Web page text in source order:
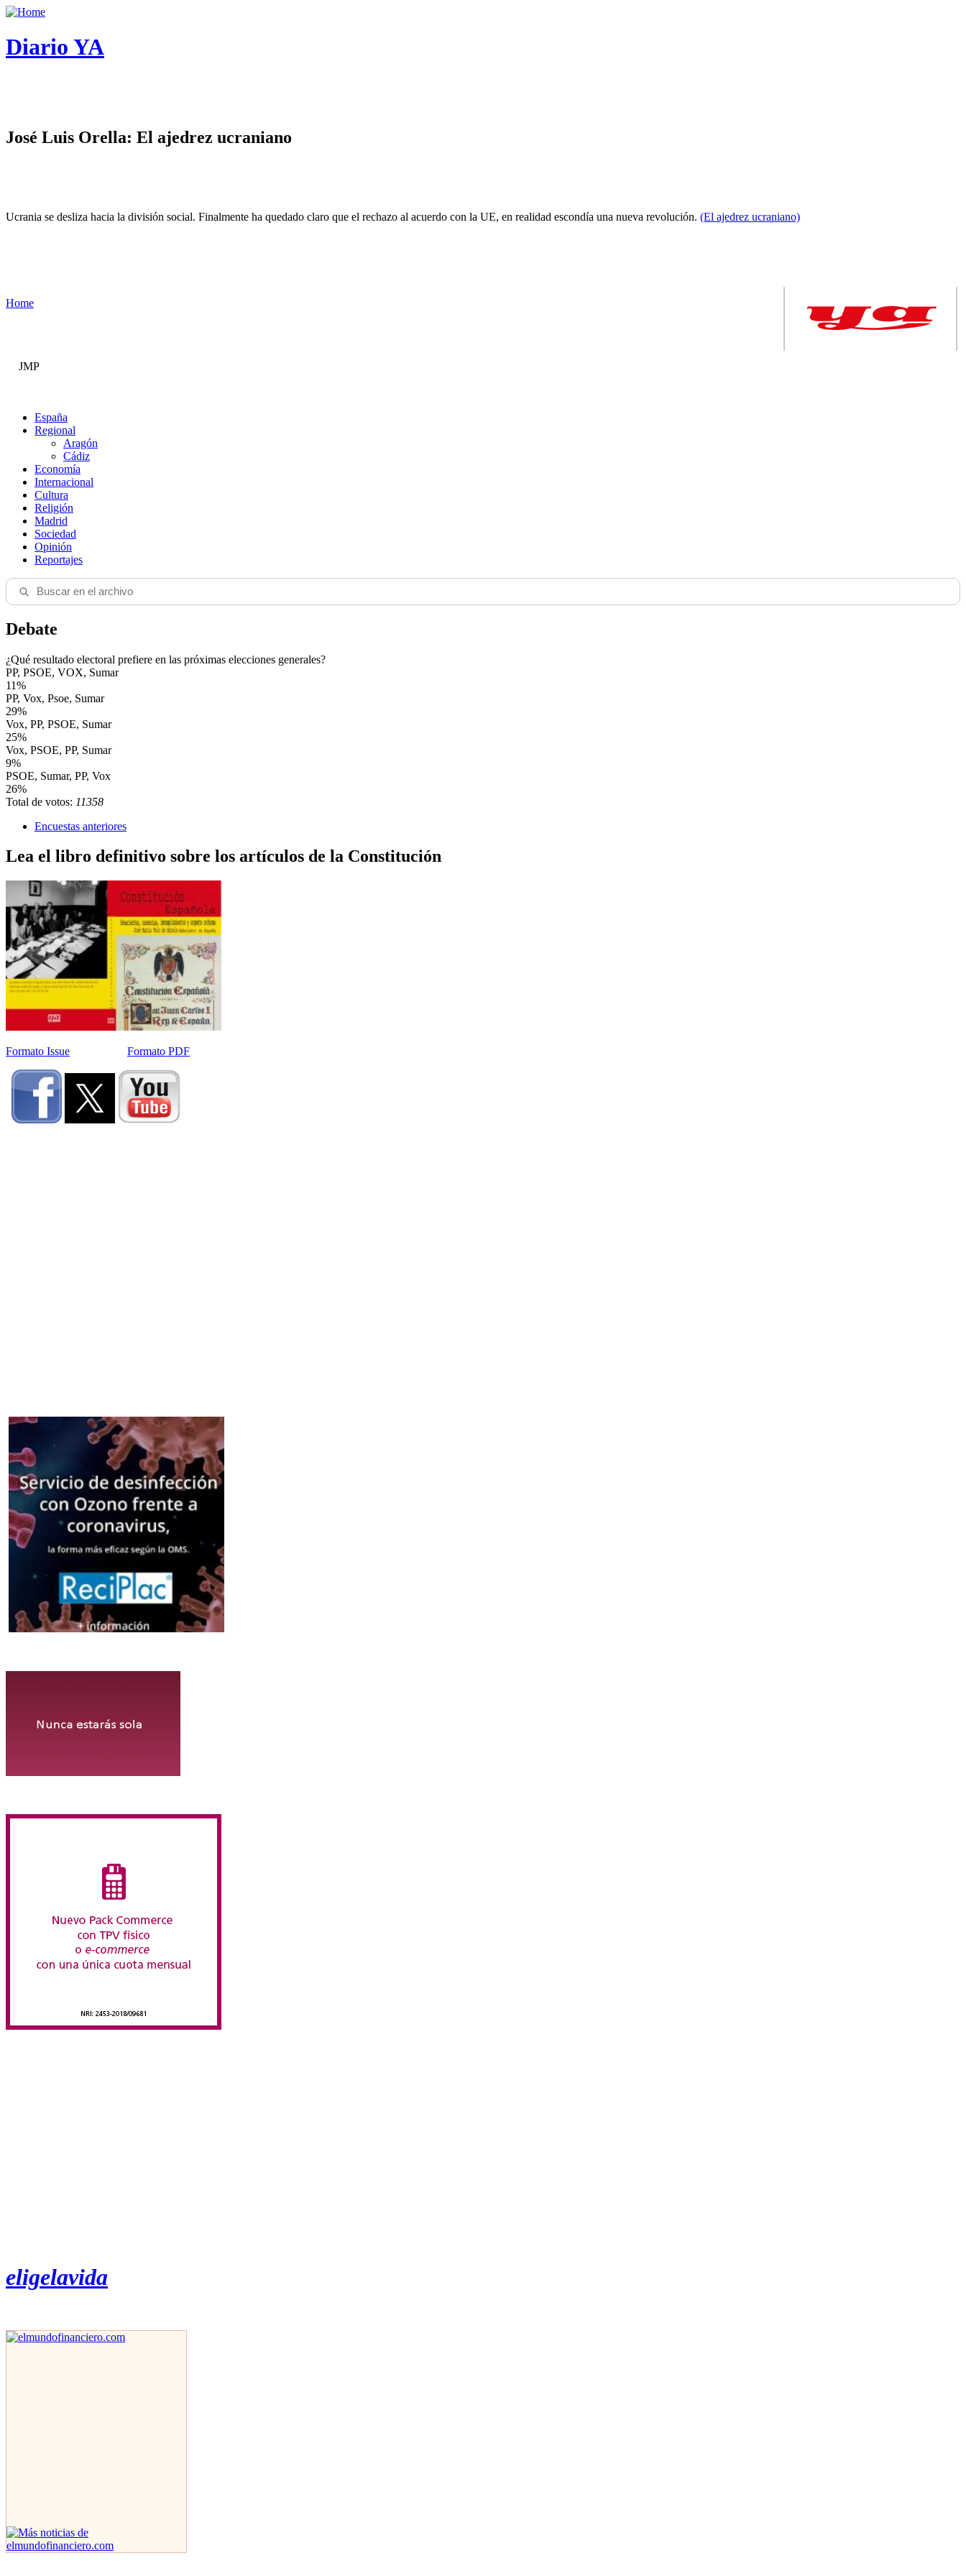
Diario YA
José Luis Orella: El ajedrez ucraniano
Ucrania se desliza hacia la división social. Finalmente ha quedado claro que el rechazo al acuerdo con la UE, en realidad escondía una nueva revolución. (El ajedrez ucraniano)
Home
JMP
España
Regional
Aragón
Cádiz
Economía
Internacional
Cultura
Religión
Madrid
Sociedad
Opinión
Reportajes
Debate
¿Qué resultado electoral prefiere en las próximas elecciones generales?
PP, PSOE, VOX, Sumar
11%
PP, Vox, Psoe, Sumar
29%
Vox, PP, PSOE, Sumar
25%
Vox, PSOE, PP, Sumar
9%
PSOE, Sumar, PP, Vox
26%
Total de votos: 11358
Encuestas anteriores
Lea el libro definitivo sobre los artículos de la Constitución
Formato Issue Formato PDF
eligelavida